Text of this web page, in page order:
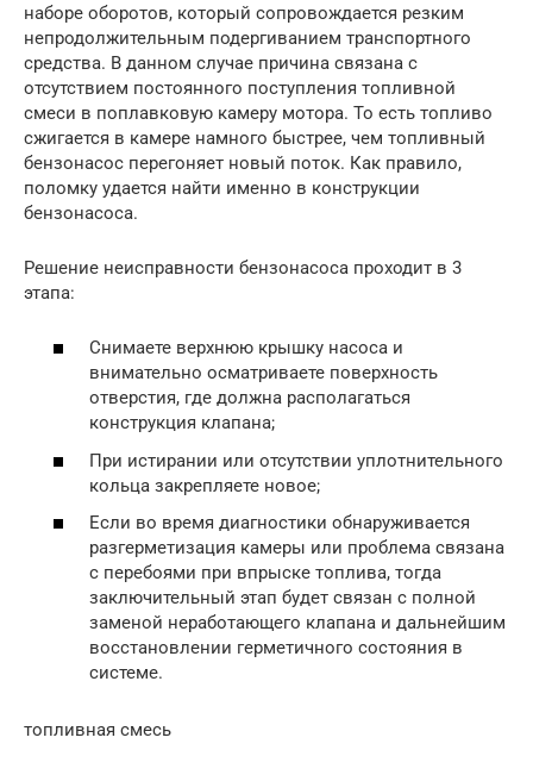
наборе оборотов, который сопровождается резким
непродолжительным подергиванием транспортного
средства. В данном случае причина связана с
отсутствием постоянного поступления топливной
смеси в поплавковую камеру мотора. То есть топливо
сжигается в камере намного быстрее, чем топливный
бензонасос перегоняет новый поток. Как правило,
поломку удается найти именно в конструкции
бензонасоса.
Решение неисправности бензонасоса проходит в 3
этапа:
Снимаете верхнюю крышку насоса и
внимательно осматриваете поверхность
отверстия, где должна располагаться
конструкция клапана;
При истирании или отсутствии уплотнительного
кольца закрепляете новое;
Если во время диагностики обнаруживается
разгерметизация камеры или проблема связана
с перебоями при впрыске топлива, тогда
заключительный этап будет связан с полной
заменой неработающего клапана и дальнейшим
восстановлении герметичного состояния в
системе.
топливная смесь